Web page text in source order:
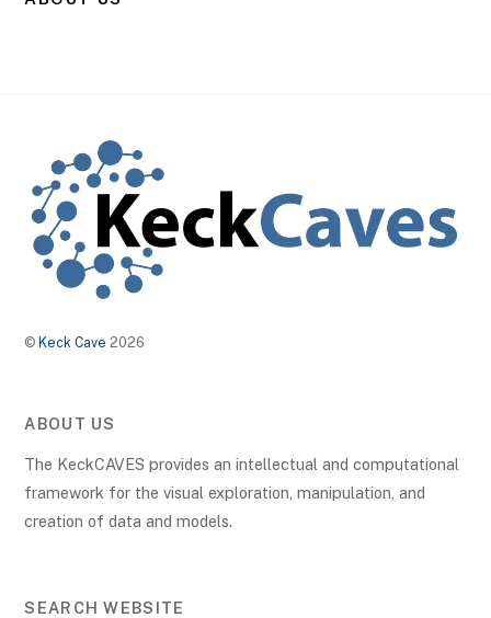
© Keck Cave 2026
ABOUT US
The KeckCAVES provides an intellectual and computational
framework for the visual exploration, manipulation, and
creation of data and models.
SEARCH WEBSITE